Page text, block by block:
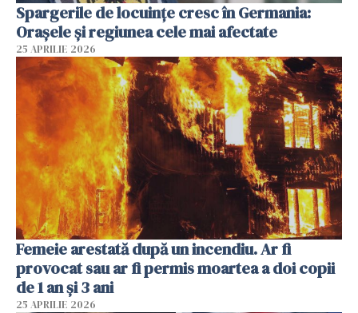
Spargerile de locuințe cresc în Germania:
Orașele și regiunea cele mai afectate
25 APRILIE 2026
Femeie arestată după un incendiu. Ar fi
provocat sau ar fi permis moartea a doi copii
de 1 an și 3 ani
25 APRILIE 2026